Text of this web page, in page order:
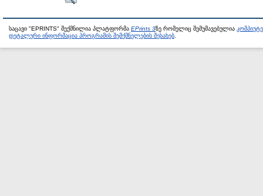
საცავი "EPRINTS" შექმნილია პლატფორმა EPrints 3ზე რომელიც შემუშავებულია
დეტალური ინფორმაცია პროგრამის შემქმნელების შესახებ